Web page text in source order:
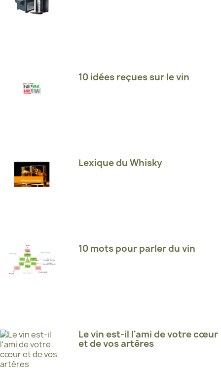
10 idées reçues sur le vin
Lexique du Whisky
10 mots pour parler du vin
Le vin est-il l'ami de votre cœur
et de vos artères